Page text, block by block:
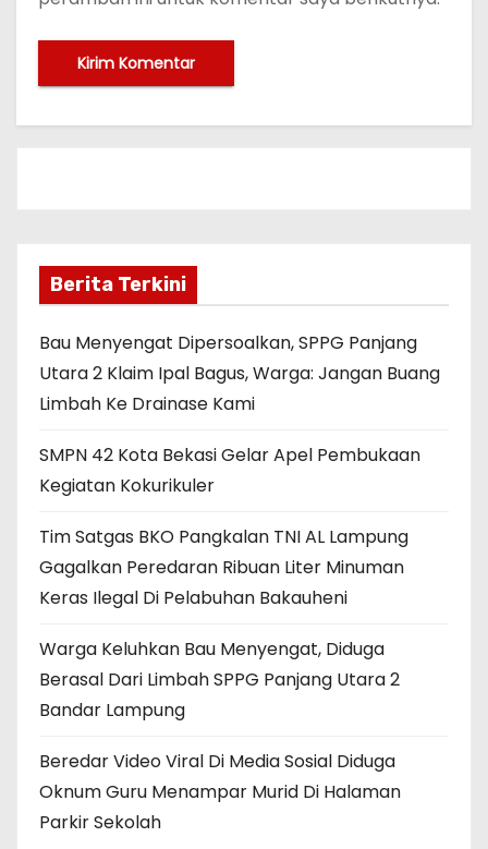
Berita Terkini
Bau Menyengat Dipersoalkan, SPPG Panjang
Utara 2 Klaim Ipal Bagus, Warga: Jangan Buang
Limbah Ke Drainase Kami
SMPN 42 Kota Bekasi Gelar Apel Pembukaan
Kegiatan Kokurikuler
Tim Satgas BKO Pangkalan TNI AL Lampung
Gagalkan Peredaran Ribuan Liter Minuman
Keras Ilegal Di Pelabuhan Bakauheni
Warga Keluhkan Bau Menyengat, Diduga
Berasal Dari Limbah SPPG Panjang Utara 2
Bandar Lampung
Beredar Video Viral Di Media Sosial Diduga
Oknum Guru Menampar Murid Di Halaman
Parkir Sekolah